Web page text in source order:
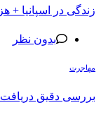
زندگی در اسپانیا +
بدون نظر
مهاجرت
بررسی دقیق دریافت